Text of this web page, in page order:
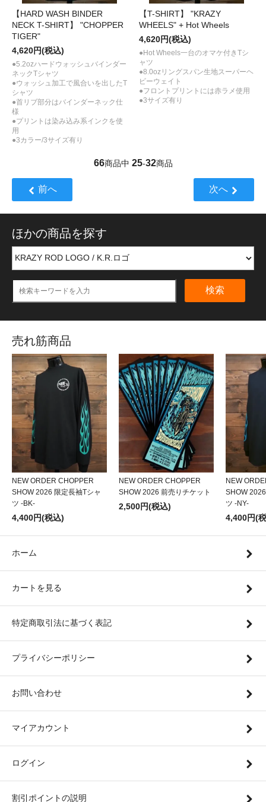
【HARD WASH BINDER
NECK T-SHIRT】 "CHOPPER
TIGER"
4,620円(税込)
●5.2ozハードウォッシュバインダー
ネックTシャツ
●ウォッシュ加工で風合いを出したT
シャツ
●首リブ部分はバインダーネック仕
様
●プリントは染み込み系インクを使
用
●3カラー/3サイズ有り
【T-SHIRT】 "KRAZY
WHEELS" + Hot Wheels
4,620円(税込)
●Hot Wheels一台のオマケ付きTシ
ャツ
●8.0ozリングスパン生地スーパーヘ
ビーウェイト
●フロントプリントには赤ラメ使用
●3サイズ有り
66商品中 25-32商品
前へ 次へ
ほかの商品を探す
検索
売れ筋商品
NEW ORDER CHOPPER
SHOW 2026 限定長袖Tシャ
ツ -BK-
4,400円(税込)
NEW ORDER CHOPPER
SHOW 2026 前売りチケット
2,500円(税込)
NEW
SHOW
ツ -NY-
4,400円(
ホーム
カートを見る
特定商取引法に基づく表記
プライバシーポリシー
お問い合わせ
マイアカウント
ログイン
割引ポイントの説明